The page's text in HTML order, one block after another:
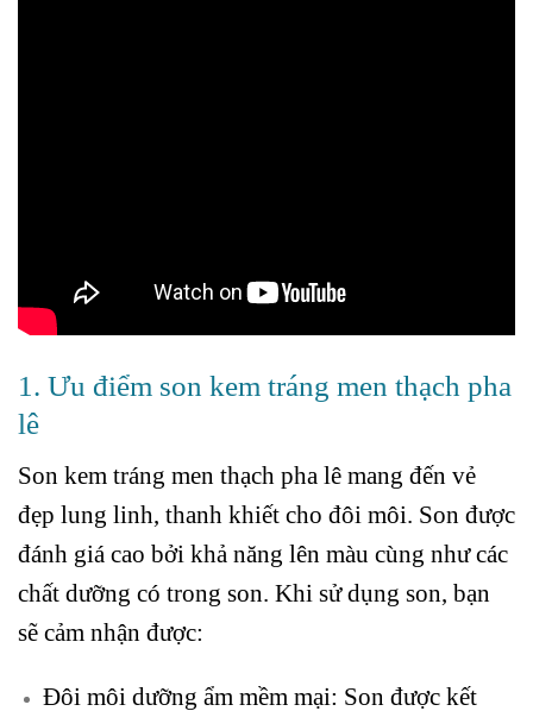
1. Ưu điểm son kem tráng men thạch pha
lê
Son kem tráng men thạch pha lê mang đến vẻ
đẹp lung linh, thanh khiết cho đôi môi. Son được
đánh giá cao bởi khả năng lên màu cùng như các
chất dưỡng có trong son. Khi sử dụng son, bạn
sẽ cảm nhận được:
Đôi môi dưỡng ẩm mềm mại: Son được kết